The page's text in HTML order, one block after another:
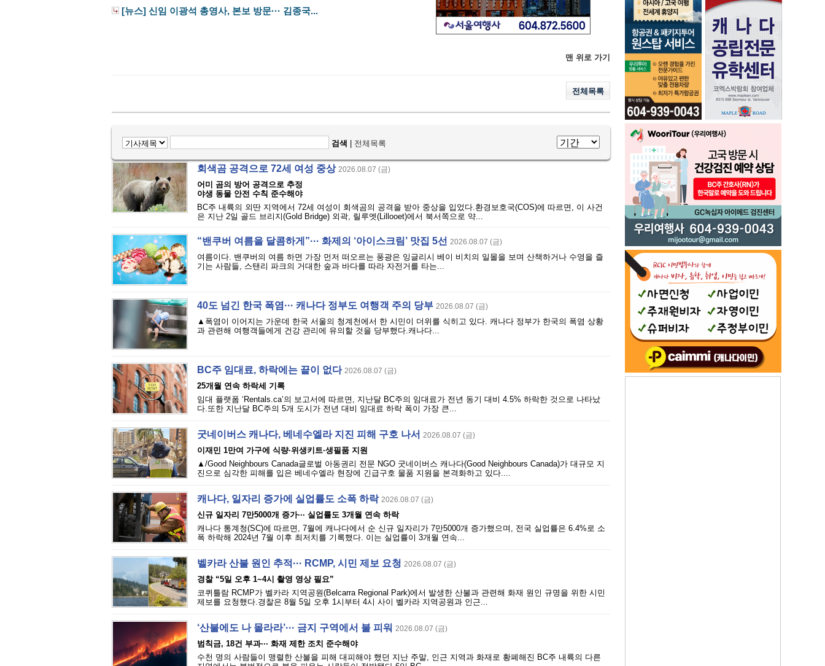
[뉴스] 신임 이광석 총영사, 본보 방문··· 김종국...
맨 위로 가기
전체목록
검색 전체목록
회색곰 공격으로 72세 여성 중상 2026.08.07 (금)
어미 곰의 방어 공격으로 추정
야생 동물 안전 수칙 준수해야
BC주 내륙의 외딴 지역에서 72세 여성이 회색곰의 공격을 받아 중상을 입었다.환경보호국(COS)에 따르면, 이 사건
은 지난 2일 골드 브리지(Gold Bridge) 외곽, 릴루엣(Lillooet)에서 북서쪽으로 약...
“밴쿠버 여름을 달콤하게”··· 화제의 ‘아이스크림’ 맛집 5선 2026.08.07 (금)
여름이다. 밴쿠버의 여름 하면 가장 먼저 떠오르는 풍광은 잉글리시 베이 비치의 일몰을 보며 산책하거나 수영을 즐
기는 사람들, 스탠리 파크의 거대한 숲과 바다를 따라 자전거를 타는...
40도 넘긴 한국 폭염··· 캐나다 정부도 여행객 주의 당부 2026.08.07 (금)
▲폭염이 이어지는 가운데 한국 서울의 청계천에서 한 시민이 더위를 식히고 있다. 캐나다 정부가 한국의 폭염 상황
과 관련해 여행객들에게 건강 관리에 유의할 것을 당부했다.캐나다...
BC주 임대료, 하락에는 끝이 없다 2026.08.07 (금)
25개월 연속 하락세 기록
임대 플랫폼 ‘Rentals.ca’의 보고서에 따르면, 지난달 BC주의 임대료가 전년 동기 대비 4.5% 하락한 것으로 나타났
다.또한 지난달 BC주의 5개 도시가 전년 대비 임대료 하락 폭이 가장 큰...
굿네이버스 캐나다, 베네수엘라 지진 피해 구호 나서 2026.08.07 (금)
이재민 1만여 가구에 식량·위생키트·생필품 지원
▲/Good Neighbours Canada글로벌 아동권리 전문 NGO 굿네이버스 캐나다(Good Neighbours Canada)가 대규모 지
진으로 심각한 피해를 입은 베네수엘라 현장에 긴급구호 물품 지원을 본격화하고 있다....
캐나다, 일자리 증가에 실업률도 소폭 하락 2026.08.07 (금)
신규 일자리 7만5000개 증가··· 실업률도 3개월 연속 하락
캐나다 통계청(SC)에 따르면, 7월에 캐나다에서 순 신규 일자리가 7만5000개 증가했으며, 전국 실업률은 6.4%로 소
폭 하락해 2024년 7월 이후 최저치를 기록했다. 이는 실업률이 3개월 연속...
벨카라 산불 원인 추적··· RCMP, 시민 제보 요청 2026.08.07 (금)
경찰 “5일 오후 1~4시 촬영 영상 필요”
코퀴틀람 RCMP가 벨카라 지역공원(Belcarra Regional Park)에서 발생한 산불과 관련해 화재 원인 규명을 위한 시민
제보를 요청했다.경찰은 8월 5일 오후 1시부터 4시 사이 벨카라 지역공원과 인근...
‘산불에도 나 몰라라’··· 금지 구역에서 불 피워 2026.08.07 (금)
범칙금, 18건 부과··· 화재 제한 조치 준수해야
수천 명의 사람들이 맹렬한 산불을 피해 대피해야 했던 지난 주말, 인근 지역과 화재로 황폐해진 BC주 내륙의 다른